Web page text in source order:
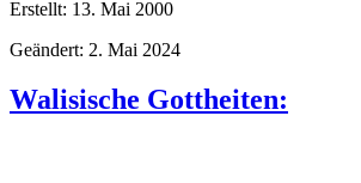
Erstellt: 13. Mai 2000
Geändert: 2. Mai 2024
Walisische Gottheiten: